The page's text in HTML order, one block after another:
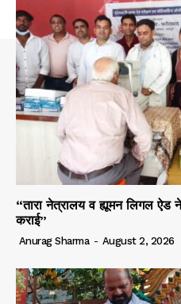
“तारा नेत्रालय व ह्यूमन लिगल
कराई”
Anurag Sharma - August 2, 2026